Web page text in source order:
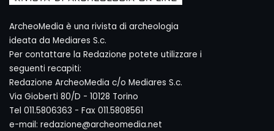
ArcheoMedia è una rivista di archeologia
ideata da Mediares S.c.
Per contattare la Redazione potete utilizzare i
seguenti recapiti:
Redazione ArcheoMedia c/o Mediares S.c.
Via Gioberti 80/D - 10128 Torino
Tel 011.5806363 - Fax 011.5808561
e-mail: redazione@archeomedia.net